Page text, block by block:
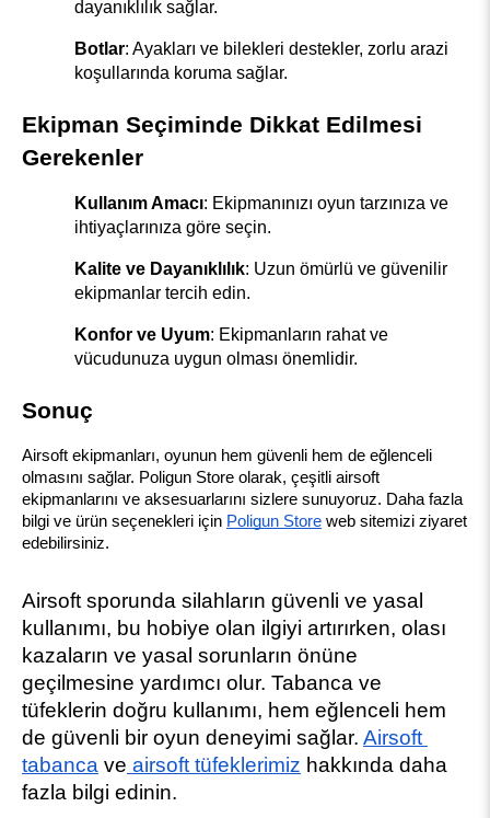
dayanıklılık sağlar.
Botlar: Ayakları ve bilekleri destekler, zorlu arazi
koşullarında koruma sağlar.
Ekipman Seçiminde Dikkat Edilmesi
Gerekenler
Kullanım Amacı: Ekipmanınızı oyun tarzınıza ve
ihtiyaçlarınıza göre seçin.
Kalite ve Dayanıklılık: Uzun ömürlü ve güvenilir
ekipmanlar tercih edin.
Konfor ve Uyum: Ekipmanların rahat ve
vücudunuza uygun olması önemlidir.
Sonuç
Airsoft ekipmanları, oyunun hem güvenli hem de eğlenceli
olmasını sağlar. Poligun Store olarak, çeşitli airsoft
ekipmanlarını ve aksesuarlarını sizlere sunuyoruz. Daha fazla
bilgi ve ürün seçenekleri için Poligun Store web sitemizi ziyaret
edebilirsiniz.
Airsoft sporunda silahların güvenli ve yasal
kullanımı, bu hobiye olan ilgiyi artırırken, olası
kazaların ve yasal sorunların önüne
geçilmesine yardımcı olur. Tabanca ve
tüfeklerin doğru kullanımı, hem eğlenceli hem
de güvenli bir oyun deneyimi sağlar. Airsoft
tabanca ve airsoft tüfeklerimiz hakkında daha
fazla bilgi edinin.